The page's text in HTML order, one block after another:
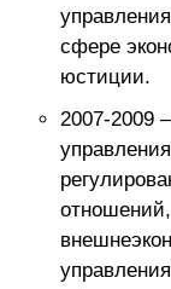
сфере
юстиции.
2007-2009